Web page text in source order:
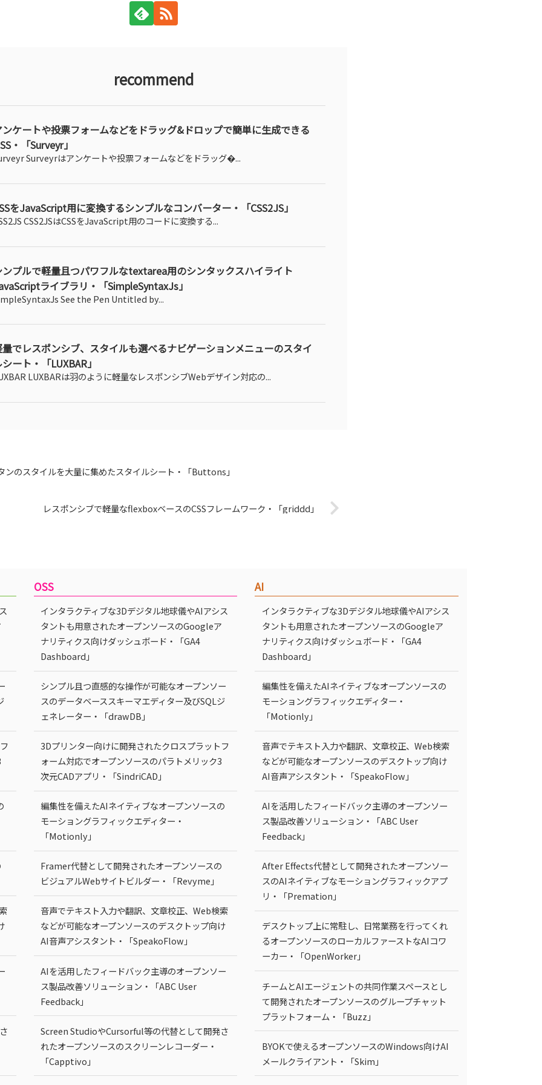
recommend
ンケートや投票フォームなどをドラッグ&ドロップで簡単に生成できる
・「Surveyr」
Surveyrはアンケートや投票フォームなどをドラッグ�...
をJavaScript用に変換するシンプルなコンバーター・「CSS2JS」
CSS2JSはCSSをJavaScript用のコードに変換する...
ンプルで軽量且つパワフルなtextarea用のシンタックスハイライト
ライブラリ・「SimpleSyntaxJs」
See the Pen Untitled by...
でレスポンシブ、スタイルも選べるナビゲーションメニューのスタイ
ート・「LUXBAR」
LUXBARは羽のように軽量なレスポンシブWebデザイン対応の...
ンのスタイルを大量に集めたスタイルシート・「Buttons」
レスポンシブで軽量なflexboxベースのCSSフレームワーク・「griddd」
OSS
インタラクティブな3Dデジタル地球儀やAIアシス
タントも用意されたオープンソースのGoogleア
ナリティクス向けダッシュボード・「GA4
Dashboard」
シンプル且つ直感的な操作が可能なオープンソー
スのデータベーススキーマエディター及びSQLジ
ェネレーター・「drawDB」
3Dプリンター向けに開発されたクロスプラットフ
ォーム対応でオープンソースのパラトメリック3
次元CADアプリ・「SindriCAD」
編集性を備えたAIネイティブなオープンソースの
モーショングラフィックエディター・
「Motionly」
Framer代替として開発されたオープンソースの
ビジュアルWebサイトビルダー・「Revyme」
音声でテキスト入力や翻訳、文章校正、Web検索
などが可能なオープンソースのデスクトップ向け
AI音声アシスタント・「SpeakoFlow」
AIを活用したフィードバック主導のオープンソー
ス製品改善ソリューション・「ABC User
Feedback」
Screen StudioやCursorful等の代替として開発さ
れたオープンソースのスクリーンレコーダー・
「Capptivo」
AI
インタラクティブな3Dデジタル地球儀やAIアシス
タントも用意されたオープンソースのGoogleア
ナリティクス向けダッシュボード・「GA4
Dashboard」
編集性を備えたAIネイティブなオープンソースの
モーショングラフィックエディター・
「Motionly」
音声でテキスト入力や翻訳、文章校正、Web検索
などが可能なオープンソースのデスクトップ向け
AI音声アシスタント・「SpeakoFlow」
AIを活用したフィードバック主導のオープンソー
ス製品改善ソリューション・「ABC User
Feedback」
After Effects代替として開発されたオープンソー
スのAIネイティブなモーショングラフィックアプ
リ・「Premation」
デスクトップ上に常駐し、日常業務を行ってくれ
るオープンソースのローカルファーストなAIコワ
ーカー・「OpenWorker」
チームとAIエージェントの共同作業スペースとし
て開発されたオープンソースのグループチャット
プラットフォーム・「Buzz」
BYOKで使えるオープンソースのWindows向けAI
メールクライアント・「Skim」